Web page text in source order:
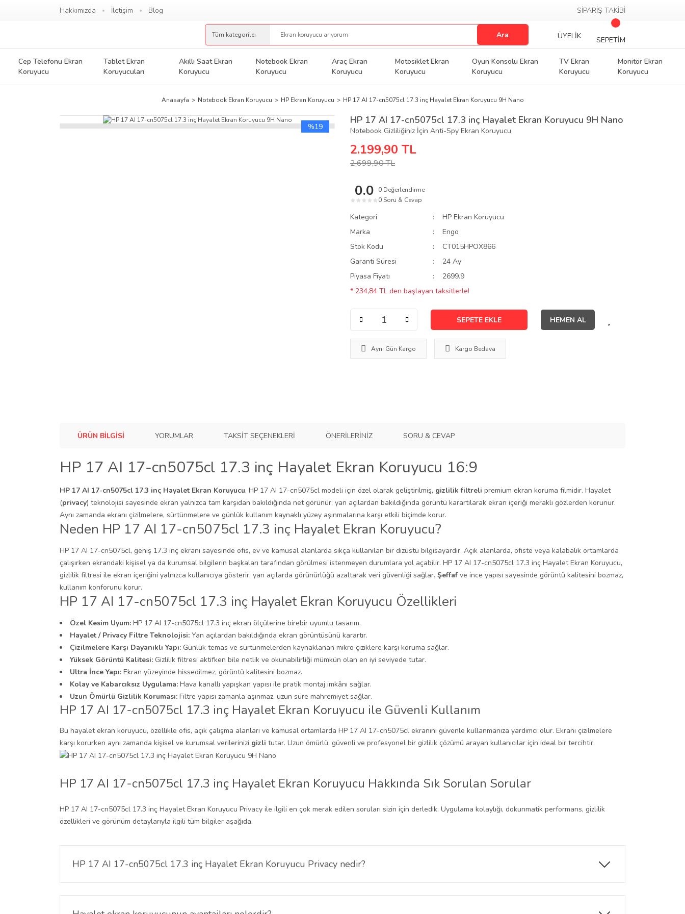
Hakkımızda İletişim Blog SİPARİŞ TAKİBİ
Ara ÜYELİK SEPETİM
Cep Telefonu Ekran
Koruyucu
Tablet Ekran
Koruyucuları
Akıllı Saat Ekran
Koruyucu
Notebook Ekran
Koruyucu
Araç Ekran
Koruyucu
Motosiklet Ekran
Koruyucu
Oyun Konsolu Ekran
Koruyucu
TV Ekran
Koruyucu
Monitör Ekran
Koruyucu
Anasayfa Notebook Ekran Koruyucu HP Ekran Koruyucu HP 17 AI 17-cn5075cl 17.3 inç Hayalet Ekran Koruyucu 9H Nano
%19
HP 17 AI 17-cn5075cl 17.3 inç Hayalet Ekran Koruyucu 9H Nano
Notebook Gizliliğiniz İçin Anti-Spy Ekran Koruyucu
2.199,90 TL
2.699,90 TL
0.0
★ ★ ★ ★ ★
0 Değerlendirme
0 Soru & Cevap
Kategori
HP Ekran Koruyucu
Marka
Engo
Stok Kodu
CT015HPOX866
Garanti Süresi
24 Ay
Piyasa Fiyatı
2699.9
* 234,84 TL den başlayan taksitlerle!
SEPETE EKLE HEMEN AL
Aynı Gün Kargo Kargo Bedava
ÜRÜN BILGISI YORUMLAR TAKSIT SEÇENEKLERI ÖNERILERINIZ SORU & CEVAP
HP 17 AI 17-cn5075cl 17.3 inç Hayalet Ekran Koruyucu 16:9
HP 17 AI 17-cn5075cl 17.3 inç Hayalet Ekran Koruyucu, HP 17 AI 17-cn5075cl modeli için özel olarak geliştirilmiş, gizlilik filtreli premium ekran koruma filmidir. Hayalet
(privacy) teknolojisi sayesinde ekran yalnızca tam karşıdan bakıldığında net görünür; yan açılardan bakıldığında görüntü karartılarak ekran içeriği meraklı gözlerden korunur.
Aynı zamanda ekranı çizilmelere, sürtünmelere ve günlük kullanım kaynaklı yüzey aşınmalarına karşı etkili biçimde korur.
Neden HP 17 AI 17-cn5075cl 17.3 inç Hayalet Ekran Koruyucu?
HP 17 AI 17-cn5075cl, geniş 17.3 inç ekranı sayesinde ofis, ev ve kamusal alanlarda sıkça kullanılan bir dizüstü bilgisayardır. Açık alanlarda, ofiste veya kalabalık ortamlarda
çalışırken ekrandaki kişisel ya da kurumsal bilgilerin başkaları tarafından görülmesi istenmeyen durumlara yol açabilir. HP 17 AI 17-cn5075cl 17.3 inç Hayalet Ekran Koruyucu,
gizlilik filtresi ile ekran içeriğini yalnızca kullanıcıya gösterir; yan açılarda görünürlüğü azaltarak veri güvenliği sağlar. Şeffaf ve ince yapısı sayesinde görüntü kalitesini bozmaz,
kullanım konforunu korur.
HP 17 AI 17-cn5075cl 17.3 inç Hayalet Ekran Koruyucu Özellikleri
Özel Kesim Uyum: HP 17 AI 17-cn5075cl 17.3 inç ekran ölçülerine birebir uyumlu tasarım.
Hayalet / Privacy Filtre Teknolojisi: Yan açılardan bakıldığında ekran görüntüsünü karartır.
Çizilmelere Karşı Dayanıklı Yapı: Günlük temas ve sürtünmelerden kaynaklanan mikro çiziklere karşı koruma sağlar.
Yüksek Görüntü Kalitesi: Gizlilik filtresi aktifken bile netlik ve okunabilirliği mümkün olan en iyi seviyede tutar.
Ultra İnce Yapı: Ekran yüzeyinde hissedilmez, görüntü kalitesini bozmaz.
Kolay ve Kabarcıksız Uygulama: Hava kanallı yapışkan yapısı ile pratik montaj imkânı sağlar.
Uzun Ömürlü Gizlilik Koruması: Filtre yapısı zamanla aşınmaz, uzun süre mahremiyet sağlar.
HP 17 AI 17-cn5075cl 17.3 inç Hayalet Ekran Koruyucu ile Güvenli Kullanım
Bu hayalet ekran koruyucu, özellikle ofis, açık çalışma alanları ve kamusal ortamlarda HP 17 AI 17-cn5075cl ekranını güvenle kullanmanıza yardımcı olur. Ekranı çizilmelere
karşı korurken aynı zamanda kişisel ve kurumsal verilerinizi gizli tutar. Uzun ömürlü, güvenli ve profesyonel bir gizlilik çözümü arayan kullanıcılar için ideal bir tercihtir.
HP 17 AI 17-cn5075cl 17.3 inç Hayalet Ekran Koruyucu Hakkında Sık Sorulan Sorular
HP 17 AI 17-cn5075cl 17.3 inç Hayalet Ekran Koruyucu Privacy ile ilgili en çok merak edilen soruları sizin için derledik. Uygulama kolaylığı, dokunmatik performans, gizlilik
özellikleri ve görünüm detaylarıyla ilgili tüm bilgiler aşağıda.
HP 17 AI 17-cn5075cl 17.3 inç Hayalet Ekran Koruyucu Privacy nedir?
HP 17 AI 17-cn5075cl 17.3 inç Hayalet Ekran Koruyucu, ekranınızı yalnızca doğrudan karşıdan gören kişiler için görünür kılar; yan açılardan bakıldığında içerik
gizlenir ve gizliliğiniz korunur.